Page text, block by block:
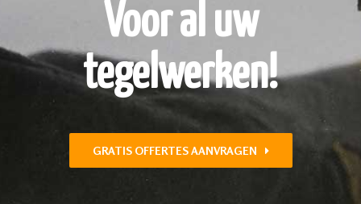
Voor al uw
tegelwerken!
GRATIS OFFERTES AANVRAGEN